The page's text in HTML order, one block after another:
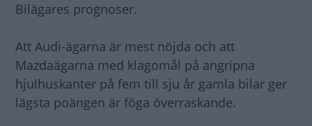
Bilägares prognoser.
Att Audi-ägarna är mest nöjda och att
Mazdaägarna med klagomål på angripna
hjulhuskanter på fem till sju år gamla bilar ger
lägsta poängen är föga överraskande.